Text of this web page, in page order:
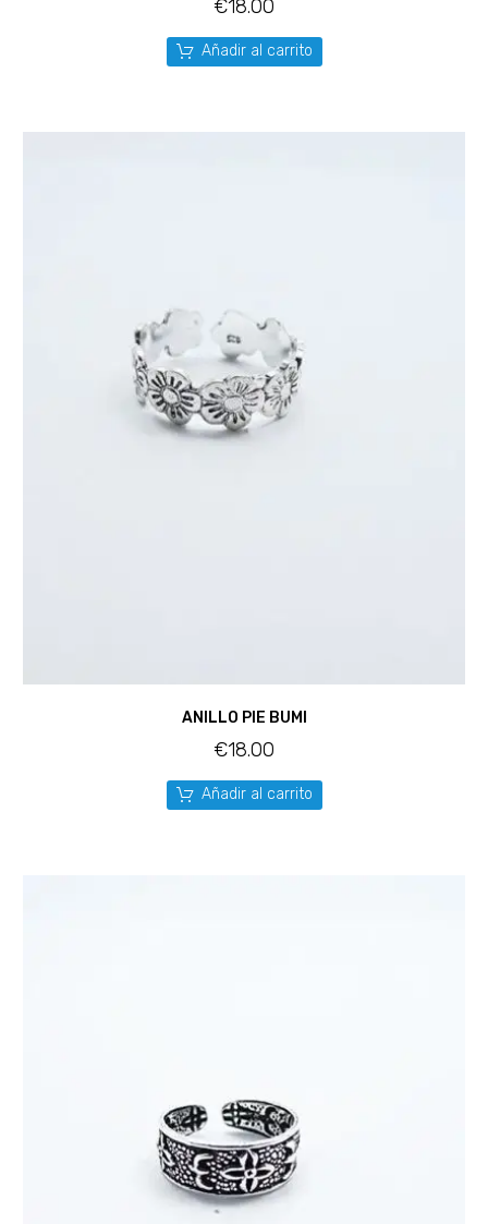
€18.00
Añadir al carrito
ANILLO PIE BUMI
€18.00
Añadir al carrito